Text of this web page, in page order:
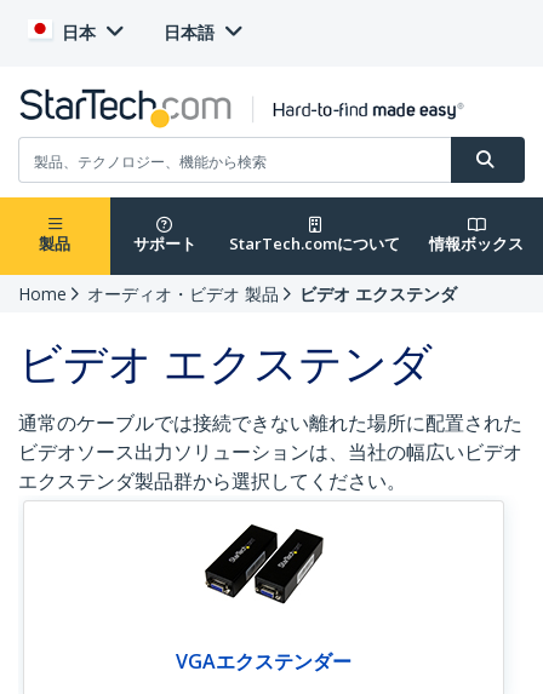
日本 日本語
製品 サポート StarTech.comについて 情報ボックス
Home オーディオ・ビデオ 製品 ビデオ エクステンダ
ビデオ エクステンダ
通常のケーブルでは接続できない離れた場所に配置された
ビデオソース出力ソリューションは、当社の幅広いビデオ
エクステンダ製品群から選択してください。
VGAエクステンダー